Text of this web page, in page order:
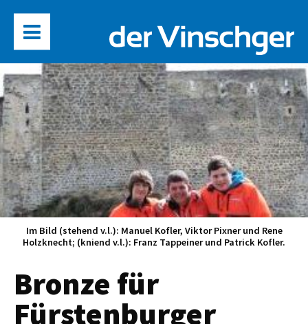
Im Bild (stehend v.l.): Manuel Kofler, Viktor Pixner und Rene
Holzknecht; (kniend v.l.): Franz Tappeiner und Patrick Kofler.
Bronze für
Fürstenburger